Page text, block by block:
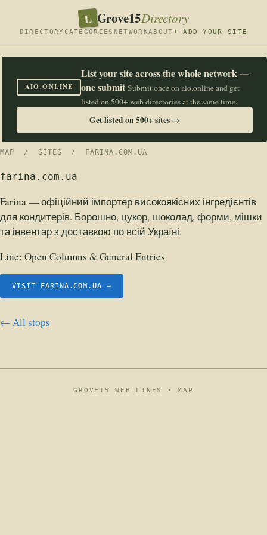
L Grove15Directory
DIRECTORY CATEGORIES NETWORKABOUT+ ADD YOUR SITE
AIO.ONLINE
List your site across the whole network —
one submit Submit once on aio.online and get
listed on 500+ web directories at the same time.
Get listed on 500+ sites →
MAP / SITES / FARINA.COM.UA
farina.com.ua
Farina — офіційний імпортер високоякісних інгредієнтів
для кондитерів. Борошно, цукор, шоколад, форми, мішки
та інвентар з доставкою по всій Україні.
Line: Open Columns & General Entries
VISIT FARINA.COM.UA →
← All stops
GROVE15 WEB LINES ·MAP